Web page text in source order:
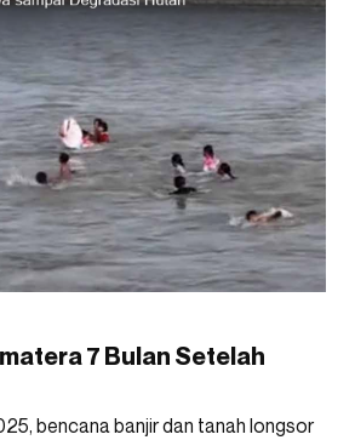
7 Bulan Setelah
bencana banjir dan tanah longsor